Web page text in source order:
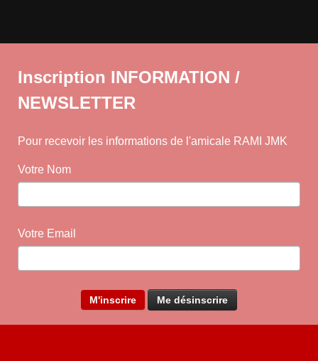
Inscription INFORMATION /
NEWSLETTER
Pour recevoir les informations de l'amicale RAMI JMK
Votre Nom
Votre Email